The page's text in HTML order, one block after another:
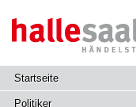
Startseite
Politiker